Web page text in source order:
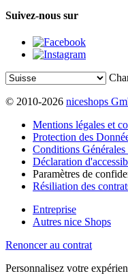
Suivez-nous sur
© 2010-2026 niceshops
Mentions légales et
Protection des
Conditions
Déclaration
Paramètres de
Résiliation des
Entreprise
Autres nice Shops
Renoncer au contrat
Personnalisez votre